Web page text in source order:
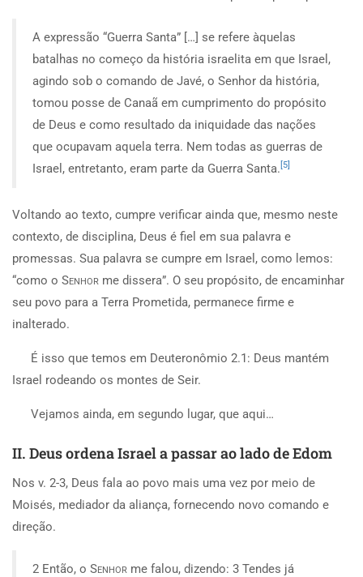
A expressão “Guerra Santa” […] se refere àquelas
batalhas no começo da história israelita em que Israel,
agindo sob o comando de Javé, o Senhor da história,
tomou posse de Canaã em cumprimento do propósito
de Deus e como resultado da iniquidade das nações
que ocupavam aquela terra. Nem todas as guerras de
Israel, entretanto, eram parte da Guerra Santa.[5]
Voltando ao texto, cumpre verificar ainda que, mesmo neste
contexto, de disciplina, Deus é fiel em sua palavra e
promessas. Sua palavra se cumpre em Israel, como lemos:
“como o Senhor me dissera”. O seu propósito, de encaminhar
seu povo para a Terra Prometida, permanece firme e
inalterado.
É isso que temos em Deuteronômio 2.1: Deus mantém
Israel rodeando os montes de Seir.
Vejamos ainda, em segundo lugar, que aqui…
II. Deus ordena Israel a passar ao lado de Edom
Nos v. 2-3, Deus fala ao povo mais uma vez por meio de
Moisés, mediador da aliança, fornecendo novo comando e
direção.
2 Então, o Senhor me falou, dizendo: 3 Tendes já